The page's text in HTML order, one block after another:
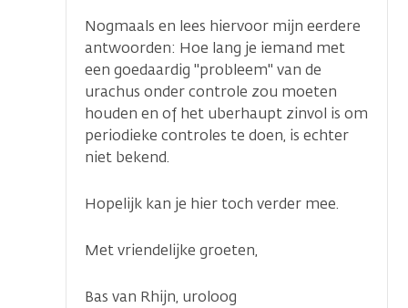
Nogmaals en lees hiervoor mijn eerdere
antwoorden: Hoe lang je iemand met
een goedaardig "probleem" van de
urachus onder controle zou moeten
houden en of het uberhaupt zinvol is om
periodieke controles te doen, is echter
niet bekend.
Hopelijk kan je hier toch verder mee.
Met vriendelijke groeten,
Bas van Rhijn, uroloog